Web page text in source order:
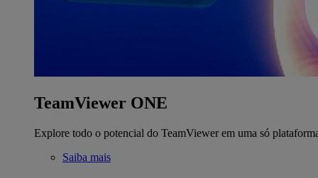
TeamViewer ONE
Explore todo o potencial do TeamViewer em uma só
Saiba mais